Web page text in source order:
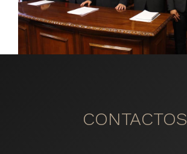
CONTACTOS